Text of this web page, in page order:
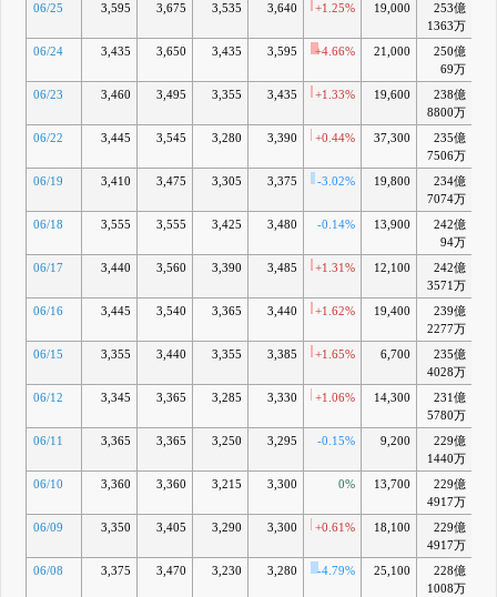
06/25 3,595 3,675 3,535 3,640 +1.25% 19,000
253億
1363万
06/24 3,435 3,650 3,435 3,595 +4.66% 21,000
250億
69万
06/23 3,460 3,495 3,355 3,435 +1.33% 19,600
238億
8800万
06/22 3,445 3,545 3,280 3,390 +0.44% 37,300
235億
7506万
06/19 3,410 3,475 3,305 3,375 -3.02% 19,800
234億
7074万
06/18 3,555 3,555 3,425 3,480 -0.14% 13,900
242億
94万
06/17 3,440 3,560 3,390 3,485 +1.31% 12,100
242億
3571万
06/16 3,445 3,540 3,365 3,440 +1.62% 19,400
239億
2277万
06/15 3,355 3,440 3,355 3,385 +1.65% 6,700
235億
4028万
06/12 3,345 3,365 3,285 3,330 +1.06% 14,300
231億
5780万
06/11 3,365 3,365 3,250 3,295 -0.15% 9,200
229億
1440万
06/10 3,360 3,360 3,215 3,300 0% 13,700
229億
4917万
06/09 3,350 3,405 3,290 3,300 +0.61% 18,100
229億
4917万
06/08 3,375 3,470 3,230 3,280 -4.79% 25,100
228億
1008万